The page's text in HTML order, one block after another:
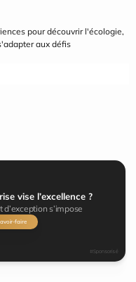
pour découvrir l'écologie,
aux défis
vise l’excellence ?
s’impose
faire
#Sponsorisé